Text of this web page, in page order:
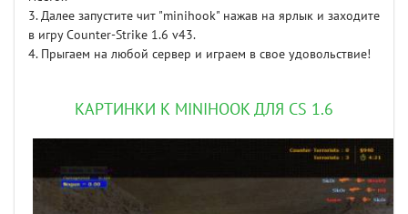
3. Далее запустите чит "minihook" нажав на ярлык и заходите
в игру Сounter-Strike 1.6 v43.
4. Прыгаем на любой сервер и играем в свое удовольствие!
КАРТИНКИ К MINIHOOK ДЛЯ CS 1.6